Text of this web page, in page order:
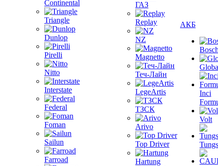
Continental
Triangle
Dunlop
Pirelli
Nitto
Interstate
Federal
Foman
Sailun
Farroad
ГАЗ
Replay
NZ
Magnetto
Теч-Лайн
LegeArtis
ТЗСК
Arivo
Top Driver
Hartung
АКБ
Inci
Volt